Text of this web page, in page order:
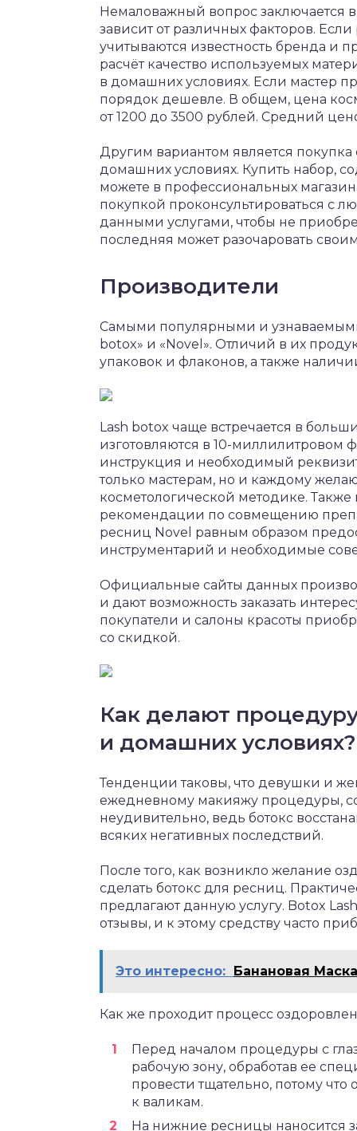
Немаловажный вопрос заключается в
зависит от различных факторов.
учитываются известность бренда и
расчёт качество используемых
в домашних условиях. Если мастер
порядок дешевле. В общем, цена
от 1200 до 3500 рублей. Средний
Другим вариантом является
домашних условиях. Купить набор,
можете в профессиональных
покупкой проконсультироваться с
данными услугами, чтобы не
последняя может разочаровать
Производители
Самыми популярными и
botox» и «Novel». Отличий в их
упаковок и флаконов, а также
Lash botox чаще встречается в
изготовляются в 10-миллилитровом
инструкция и необходимый
только мастерам, но и каждому
косметологической методике.
рекомендации по совмещению
ресниц Novel равным образом
инструментарий и необходимые
Официальные сайты данных
и дают возможность заказать
покупатели и салоны красоты
со скидкой.
Как делают
и домашних условиях?
Тенденции таковы, что девушки и
ежедневному макияжу процедуры,
неудивительно, ведь ботокс
всяких негативных последствий.
После того, как возникло желание
сделать ботокс для ресниц.
предлагают данную услугу. Botox
отзывы, и к этому средству часто
Это интересно: Банановая
Как же проходит процесс
Перед началом процедуры с
рабочую зону, обработав ее
провести тщательно, потому что
к валикам.
На нижние ресницы наносится